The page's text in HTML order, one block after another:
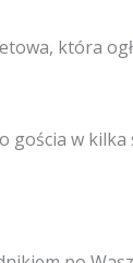
która
w